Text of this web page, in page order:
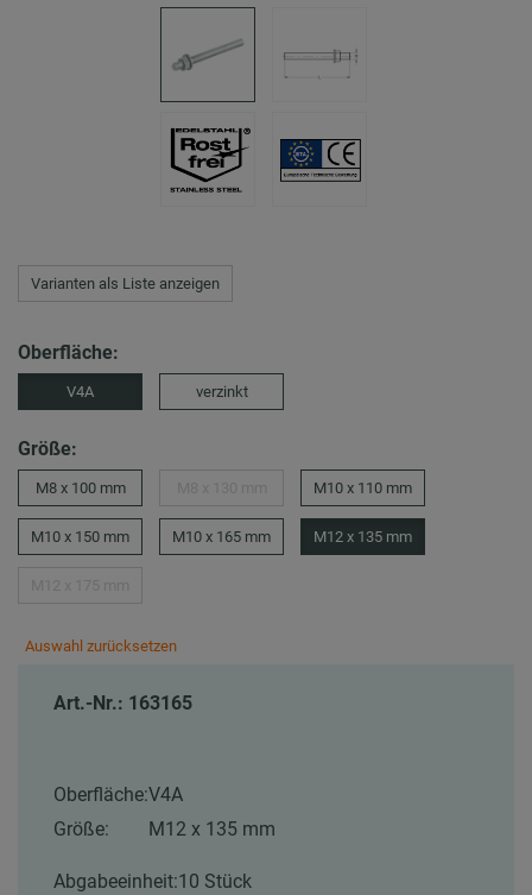
Varianten als Liste anzeigen
Oberfläche:
V4A verzinkt
Größe:
M8 x 100 mm M10 x 110 mm
M10 x 150 mm M10 x 165 mm M12 x 135 mm
Auswahl zurücksetzen
Art.-Nr.: 163165
Oberfläche:V4A
Größe:
M12 x 135 mm
Abgabeeinheit:10 Stück